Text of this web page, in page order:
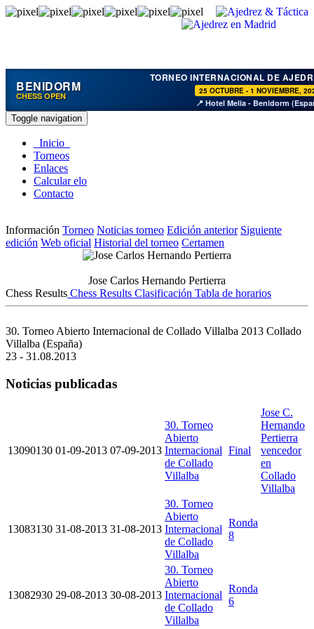
BENIDORM
CHESS OPEN
TORNEO INTERNACIONAL DE
25 OCTUBRE - 1 NOVIEMBRE,
📍 Hotel Melia - Benidorm
Toggle navigation
Inicio
Torneos
Enlaces
Calcular elo
Contacto
Información Torneo Noticias torneo Edición anterior Siguiente
edición Web oficial Historial del torneo Certamen
Jose Carlos Hernando Pertierra
Chess Results Chess Results Clasificación Tabla de horarios
30. Torneo Abierto Internacional de Collado Villalba 2013 Collado
Villalba (España)
23 - 31.08.2013
Noticias publicadas
13090130 01-09-2013 07-09-2013
30. Torneo
Abierto
Internacional
de Collado
Villalba
Final
Jose C.
Hernando
Pertierra
vencedor
en
Collado
Villalba
13083130 31-08-2013 31-08-2013
30. Torneo
Abierto
Internacional
de Collado
Villalba
Ronda
8
13082930 29-08-2013 30-08-2013
30. Torneo
Abierto
Internacional
de Collado
Villalba
Ronda
6